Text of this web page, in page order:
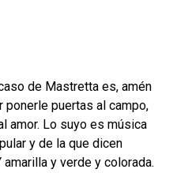
de Mastretta es, amén
ponerle puertas al campo,
amor. Lo suyo es música
y de la que dicen
amarilla y verde y colorada.